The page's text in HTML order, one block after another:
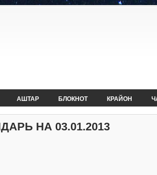
АШТАР БЛОКНОТ КРАЙОН
НА 03.01.2013